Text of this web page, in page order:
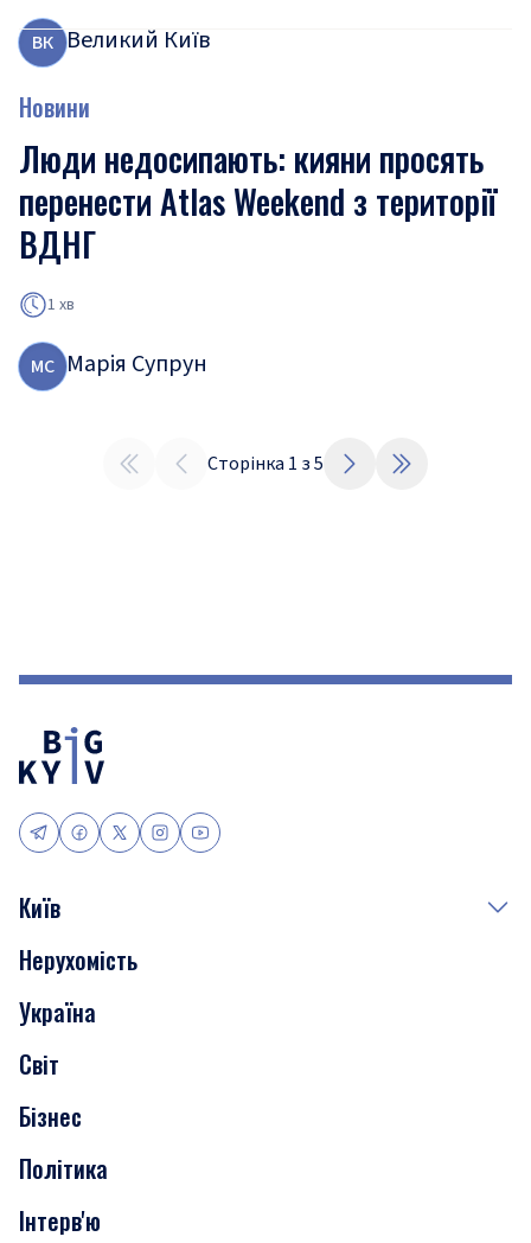
ВК Великий Київ
Новини
Люди недосипають: кияни просять
перенести Atlas Weekend з території
ВДНГ
1 хв
МС Марія Супрун
Сторінка 1 з5
Київ
Події
Скандали
Нерухомість
Транспорт
Нерухомість
Україна
Світ
Бізнес
Політика
Інтерв'ю